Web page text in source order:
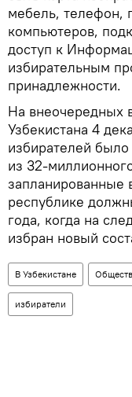
мебель, телефон,
компьютеров,
доступ к
избирательным
принадлежности.
На внеочередных
Узбекистана 4
избирателей
из 32-
республике
года, когда на
избран новый
В Узбекистане
избиратели